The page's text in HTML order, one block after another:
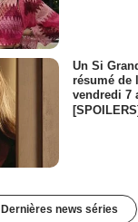
Un Si
résumé de
vendredi 7
Dernières news séries